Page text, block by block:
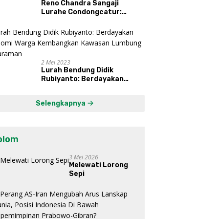
Reno Chandra Sangaji
Lurahe Condongcatur:
Proses, Dengarkan Suara
Masyarakat, dan Syukuri
Hasil
2 Mei 2023
Lurah Bendung Didik
Rubiyanto: Berdayakan
Mataraman
Selengkapnya
3 Mei 2026
Melewati Lorong
Sepi